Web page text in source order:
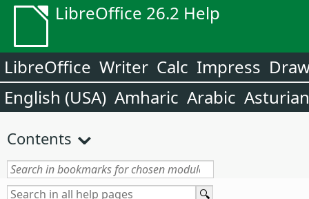
LibreOffice 26.2 Help
LibreOffice Writer Calc Impress
English (USA) Amharic Arabic Asturian
Contents